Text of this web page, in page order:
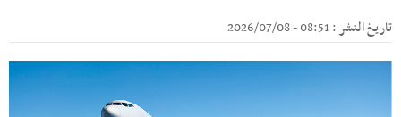
تاريخ النشر : 08:51 - 2026/07/08